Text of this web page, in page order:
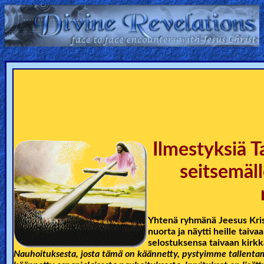
Home:
Search
Site
🎞
Christian
Netflix
Ilmestyksiä
Yhtenä ryhmänä Jeesus
nuorta ja näytti heille
selostuksensa taivaan
Nauhoituksesta, josta tämä on käännetty, pystyimme